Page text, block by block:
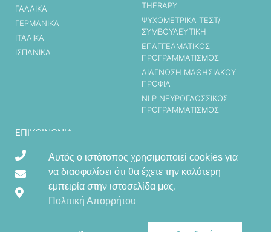
ΓΑΛΛΙΚΑ
ΓΕΡΜΑΝΙΚΑ
ΙΤΑΛΙΚΑ
ΙΣΠΑΝΙΚΑ
THERAPY
ΨΥΧΟΜΕΤΡΙΚΑ ΤΕΣΤ/
ΣΥΜΒΟΥΛΕΥΤΙΚΗ
ΕΠΑΓΓΕΛΜΑΤΙΚΟΣ
ΠΡΟΓΡΑΜΜΑΤΙΣΜΟΣ
ΔΙΑΓΝΩΣΗ ΜΑΘΗΣΙΑΚΟΥ
ΠΡΟΦΙΛ
ΝLP ΝΕΥΡΟΓΛΩΣΣΙΚΟΣ
ΠΡΟΓΡΑΜΜΑΤΙΣΜΟΣ
ΕΠΙΚΟΙΝΩΝΊΑ
210 2795179
gathanasiadou@yahoo.com
Γιαννά Νικόλαου 53, 14233 Νέα Ιωνία Αττικής
Αυτός ο ιστότοπος χρησιμοποιεί cookies για
να διασφαλίσει ότι θα έχετε την καλύτερη
εμπειρία στην ιστοσελίδα μας.
Πολιτική Απορρήτου